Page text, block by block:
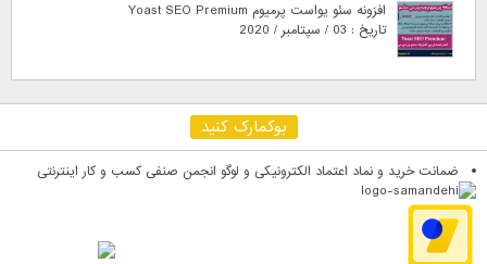
افزونه سئو یواست پرمیوم Yoast SEO Premium
تاریخ : 03 / سپتامبر / 2020
بوکمارک کنید
ضمانت خرید و نماد اعتماد الکترونیکی و لوگو انجمن صنفی کسب و کار اینترنتی